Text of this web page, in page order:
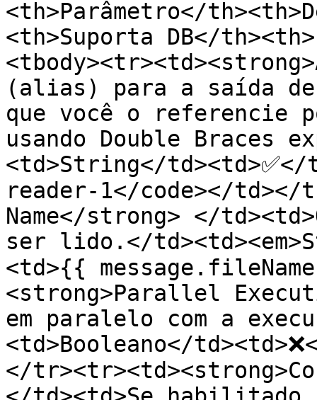
<th>Parâmetro</
<th>Suporta DB</
(alias) para a saída
que você o referencie
usando Double Braces
<td>String</td><td>✅</
reader-1</code></
Name</strong> </
ser lido.</
<td>{{
<strong>Parallel
em paralelo com a
<td>Booleano</
</